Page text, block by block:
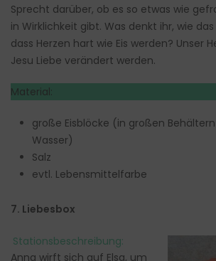
Sprecht darüber, ob es so etwas wie
in Wirklichkeit gibt. Was denkt ihr, wie
dass Herzen hart wie Eis werden? Unser
Jesu Liebe verändert werden.
Material:
große Eisblöcke (in großen
Wasser)
Salz
evtl. Lebensmittelfarbe
7. Liebesbox
Stationsbeschreibung:
Anna wirft sich auf Elsa, um